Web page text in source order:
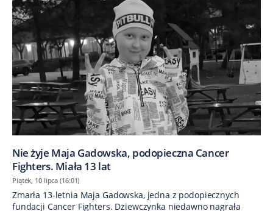
Nie żyje Maja Gadowska, podopieczna Cancer
Fighters. Miała 13 lat
Piątek, 10 lipca (16:01)
Zmarła 13-letnia Maja Gadowska, jedna z podopiecznych
fundacji Cancer Fighters. Dziewczynka niedawno nagrała